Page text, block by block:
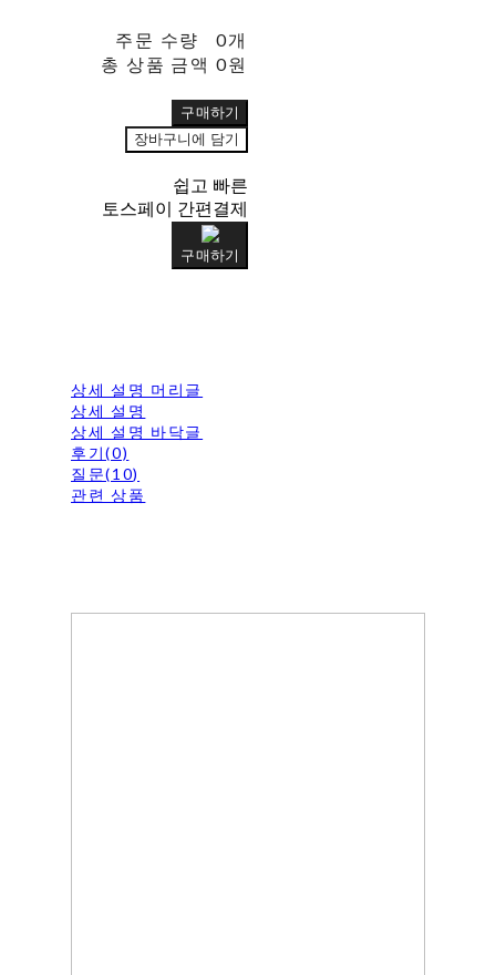
주문 수량
0개
총 상품 금액 0원
구매하기
장바구니에 담기
쉽고 빠른
토스페이 간편결제
구매하기
상세 설명 머리글
상세 설명
상세 설명 바닥글
후기(0)
질문(10)
관련 상품